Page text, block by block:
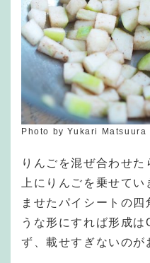
Photo by Yukari Matsuura
りんごを混ぜ合わせ
上にりんごを乗せてい
ませたパイシートの
うな形にすれば形成
ず、載せすぎないのが